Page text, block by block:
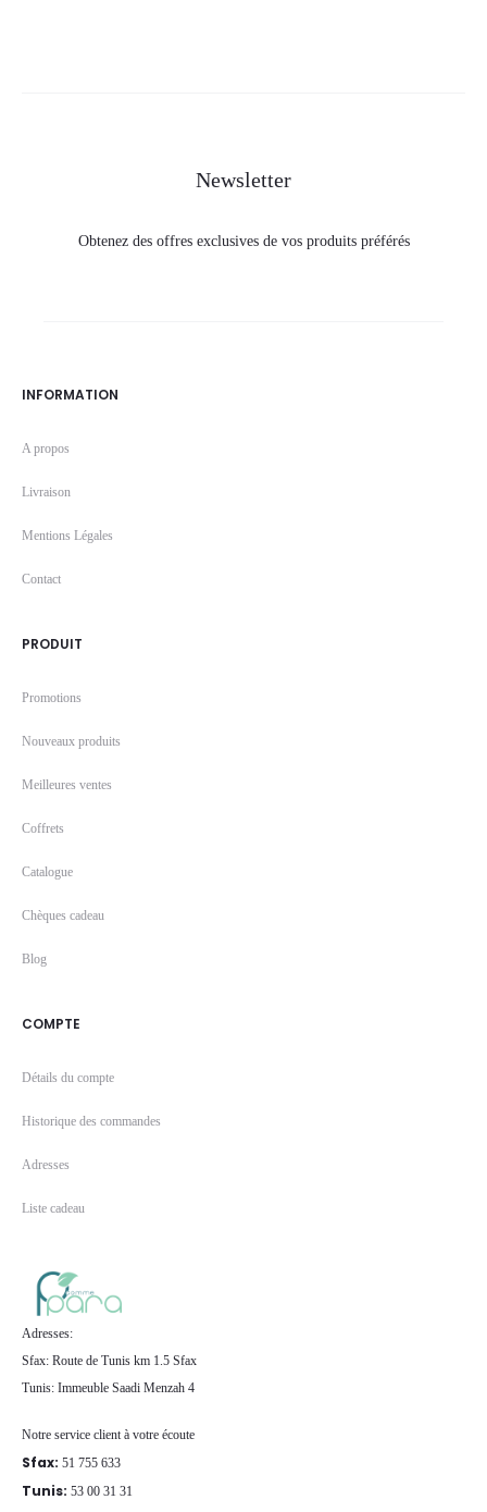
Newsletter
Obtenez des offres exclusives de vos produits préférés
INFORMATION
A propos
Livraison
Mentions Légales
Contact
PRODUIT
Promotions
Nouveaux produits
Meilleures ventes
Coffrets
Catalogue
Chèques cadeau
Blog
COMPTE
Détails du compte
Historique des commandes
Adresses
Liste cadeau
Adresses:
Sfax: Route de Tunis km 1.5 Sfax
Tunis: Immeuble Saadi Menzah 4
Notre service client à votre écoute
Sfax: 51 755 633
Tunis: 53 00 31 31